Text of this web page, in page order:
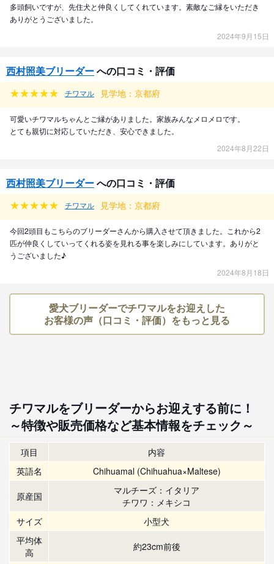
多頭飼いですが、先住犬と仲良くしてくれています。素敵なご縁をいただき
ありがとうございました。
2024年9月15日
西村照美ブリーダーへの口コミ・評価
チワマル 見学地：京都府
可愛いチワマルちゃんとご縁がありました。家族みんなメロメロです。
とても親切に対応していただき、安心できました。
2024年8月22日
西村照美ブリーダーへの口コミ・評価
チワマル 見学地：京都府
今回2頭目もこちらのブリーダーさんから購入させて頂きました。これから2
匹が仲良くしていってくれる姿を見れる事を楽しみにしています。ありがと
うございました♪
2024年8月18日
愛犬ブリーダーでチワマルをお迎えした
お客様の声（口コミ・評価）をもっと見る
チワマルをブリーダーからお迎えする前に！
～特徴や販売価格など基本情報をチェック～
項目
内容
英語名
Chihuamal (Chihuahua×Maltese)
原産国
マルチーズ：イタリア
チワワ：メキシコ
サイズ
小型犬
平均体
高
約23cm前後